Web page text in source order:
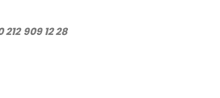
909 12 28